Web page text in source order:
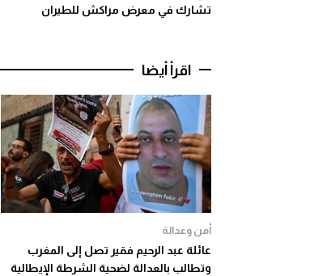
تشارك في معرض مراكش للطيران
اقرأ أيضا
أمن وعدالة
عائلة عبد الرحيم فقير تصل إلى المغرب
وتطالب بالعدالة لضحية الشرطة الإيطالية